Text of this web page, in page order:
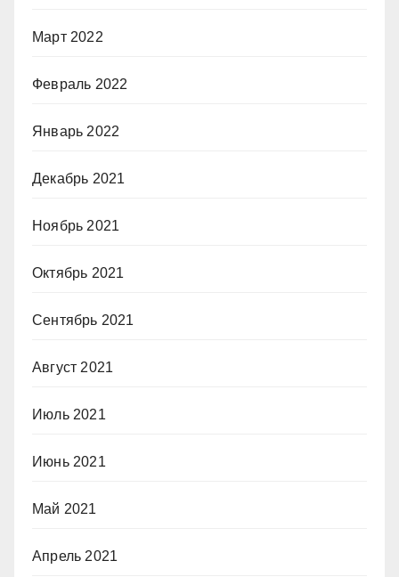
Март 2022
Февраль 2022
Январь 2022
Декабрь 2021
Ноябрь 2021
Октябрь 2021
Сентябрь 2021
Август 2021
Июль 2021
Июнь 2021
Май 2021
Апрель 2021